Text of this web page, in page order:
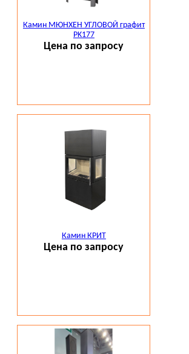
Камин МЮНХЕН УГЛОВОЙ графит
PK177
Цена по запросу
Камин КРИТ
Цена по запросу